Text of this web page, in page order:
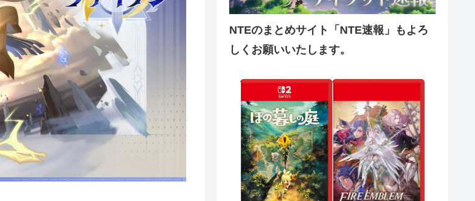
NTEのまとめサイト「NTE速報」もよろ
しくお願いいたします。